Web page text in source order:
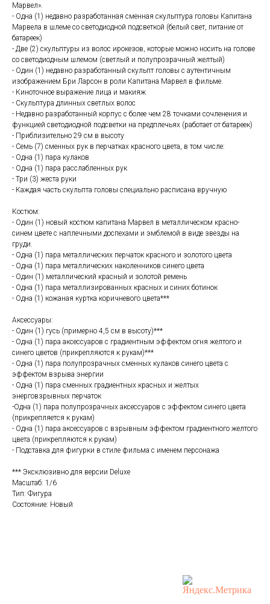
Марвел».
- Одна (1) недавно разработанная сменная скульптура головы Капитана
Марвела в шлеме со светодиодной подсветкой (белый свет, питание от
батареек)
- Две (2) скульптуры из волос ирокезов, которые можно носить на голове
со светодиодным шлемом (светлый и полупрозрачный желтый)
- Один (1) недавно разработанный скульпт головы с аутентичным
изображением Бри Ларсон в роли Капитана Марвел в фильме.
- Киноточное выражение лица и макияж
- Скульптура длинных светлых волос
- Недавно разработанный корпус с более чем 28 точками сочленения и
функцией светодиодной подсветки на предплечьях (работает от батареек)
- Приблизительно 29 см в высоту
- Семь (7) сменных рук в перчатках красного цвета, в том числе:
- Одна (1) пара кулаков
- Одна (1) пара расслабленных рук
- Три (3) жеста руки
- Каждая часть скульпта головы специально расписана вручную
Костюм:
- Один (1) новый костюм капитана Марвел в металлическом красно-
синем цвете с наплечными доспехами и эмблемой в виде звезды на
груди.
- Одна (1) пара металлических перчаток красного и золотого цвета
- Одна (1) пара металлических наколенников синего цвета
- Один (1) металлический красный и золотой ремень
- Одна (1) пара металлизированных красных и синих ботинок
- Одна (1) кожаная куртка коричневого цвета***
Аксессуары:
- Один (1) гусь (примерно 4,5 см в высоту)***
- Одна (1) пара аксессуаров с градиентным эффектом огня желтого и
синего цветов (прикрепляются к рукам)***
- Одна (1) пара полупрозрачных сменных кулаков синего цвета с
эффектом взрыва энергии
- Одна (1) пара сменных градиентных красных и желтых
энерговзрывных перчаток
-Одна (1) пара полупрозрачных аксессуаров с эффектом синего цвета
(прикрепляется к рукам)
- Одна (1) пара аксессуаров с взрывным эффектом градиентного желтого
цвета (прикрепляются к рукам)
- Подставка для фигурки в стиле фильма с именем персонажа
*** Эксклюзивно для версии Deluxe
Масштаб: 1/6
Тип: Фигура
Состояние: Новый